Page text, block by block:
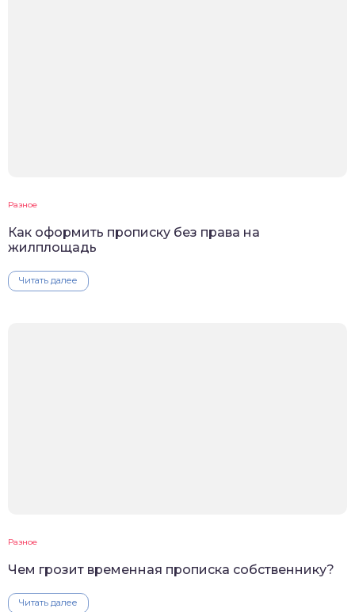
Разное
Как оформить прописку без права на
жилплощадь
Читать далее
Разное
Чем грозит временная прописка собственнику?
Читать далее